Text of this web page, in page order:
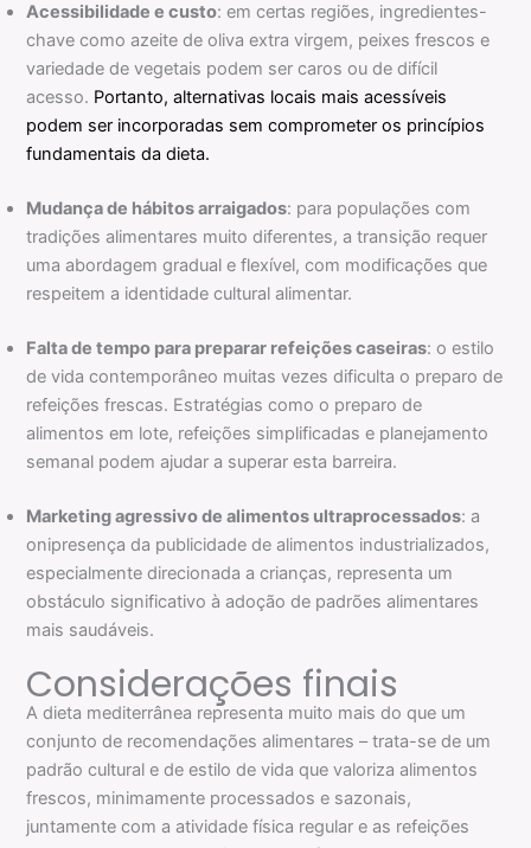
Acessibilidade e custo: em certas regiões, ingredientes-
chave como azeite de oliva extra virgem, peixes frescos e
variedade de vegetais podem ser caros ou de difícil
acesso. Portanto, alternativas locais mais acessíveis
podem ser incorporadas sem comprometer os princípios
fundamentais da dieta.
Mudança de hábitos arraigados: para populações com
tradições alimentares muito diferentes, a transição requer
uma abordagem gradual e flexível, com modificações que
respeitem a identidade cultural alimentar.
Falta de tempo para preparar refeições caseiras: o estilo
de vida contemporâneo muitas vezes dificulta o preparo de
refeições frescas. Estratégias como o preparo de
alimentos em lote, refeições simplificadas e planejamento
semanal podem ajudar a superar esta barreira.
Marketing agressivo de alimentos ultraprocessados: a
onipresença da publicidade de alimentos industrializados,
especialmente direcionada a crianças, representa um
obstáculo significativo à adoção de padrões alimentares
mais saudáveis.
Considerações finais
A dieta mediterrânea representa muito mais do que um
conjunto de recomendações alimentares – trata-se de um
padrão cultural e de estilo de vida que valoriza alimentos
frescos, minimamente processados e sazonais,
juntamente com a atividade física regular e as refeições